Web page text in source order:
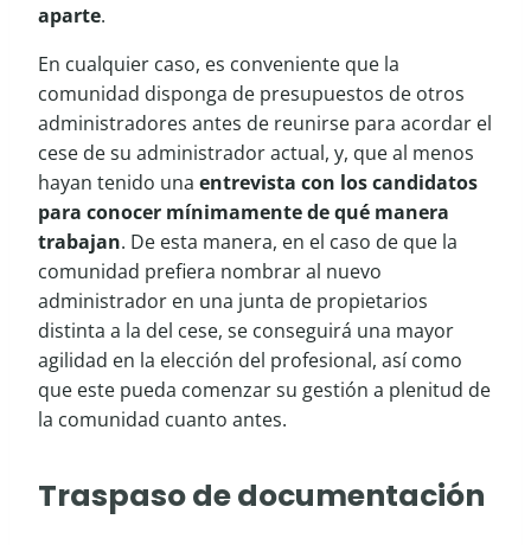
aparte.
En cualquier caso, es conveniente que la
comunidad disponga de presupuestos de otros
administradores antes de reunirse para acordar el
cese de su administrador actual, y, que al menos
hayan tenido una entrevista con los candidatos
para conocer mínimamente de qué manera
trabajan. De esta manera, en el caso de que la
comunidad prefiera nombrar al nuevo
administrador en una junta de propietarios
distinta a la del cese, se conseguirá una mayor
agilidad en la elección del profesional, así como
que este pueda comenzar su gestión a plenitud de
la comunidad cuanto antes.
Traspaso de documentación